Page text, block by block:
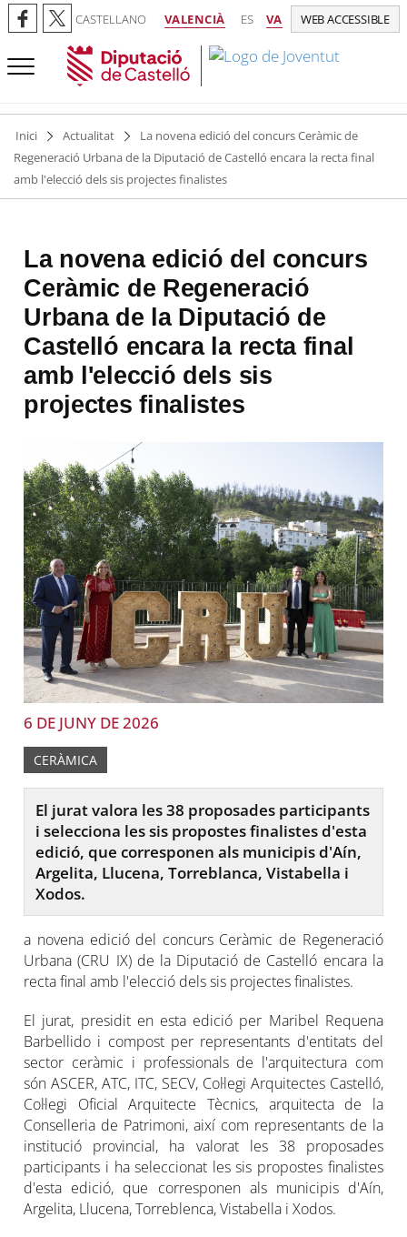
CASTELLANO VALENCIÀ ES VA WEB ACCESSIBLE
Inici Actualitat
La novena edició del concurs Ceràmic de
Regeneració Urbana de la Diputació de Castelló encara la recta final
amb l'elecció dels sis projectes finalistes
La novena edició del concurs
Ceràmic de Regeneració
Urbana de la Diputació de
Castelló encara la recta final
amb l'elecció dels sis
projectes finalistes
6 DE JUNY DE 2026
CERÀMICA
El jurat valora les 38 proposades participants
i selecciona les sis propostes finalistes d'esta
edició, que corresponen als municipis d'Aín,
Argelita, Llucena, Torreblanca, Vistabella i
Xodos.
a novena edició del concurs Ceràmic de Regeneració
Urbana (CRU IX) de la Diputació de Castelló encara la
recta final amb l'elecció dels sis projectes finalistes.
El jurat, presidit en esta edició per Maribel Requena
Barbellido i compost per representants d'entitats del
sector ceràmic i professionals de l'arquitectura com
són ASCER, ATC, ITC, SECV, Col·legi Arquitectes Castelló,
Col·legi Oficial Arquitecte Tècnics, arquitecta de la
Conselleria de Patrimoni, així com representants de la
institució provincial, ha valorat les 38 proposades
participants i ha seleccionat les sis propostes finalistes
d'esta edició, que corresponen als municipis d'Aín,
Argelita, Llucena, Torreblenca, Vistabella i Xodos.